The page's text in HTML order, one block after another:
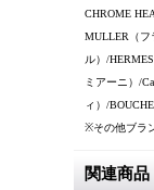
CHROME
MULLER（フ
ル）/
ミアーニ）/
ィ）/
※その他ブラ
関連商品